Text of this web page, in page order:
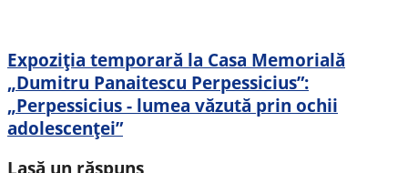
Expoziția temporară la Casa Memorială
„Dumitru Panaitescu Perpessicius”:
„Perpessicius - lumea văzută prin ochii
adolescenței”
Lasă un răspuns